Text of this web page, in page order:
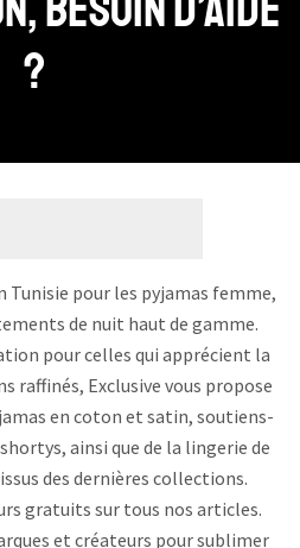
?
Tunisie pour les pyjamas femme,
de nuit haut de gamme.
pour celles qui apprécient la
raffinés, Exclusive vous propose
en coton et satin, soutiens-
ainsi que de la lingerie de
des dernières collections.
gratuits sur tous nos articles.
et créateurs pour sublimer